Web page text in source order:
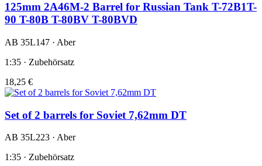
125mm 2A46M-2 Barrel for Russian Tank T-72B1T-
90 T-80B T-80BV T-80BVD
AB 35L147 · Aber
1:35 · Zubehörsatz
18,25 €
Set of 2 barrels for Soviet 7,62mm DT
AB 35L223 · Aber
1:35 · Zubehörsatz